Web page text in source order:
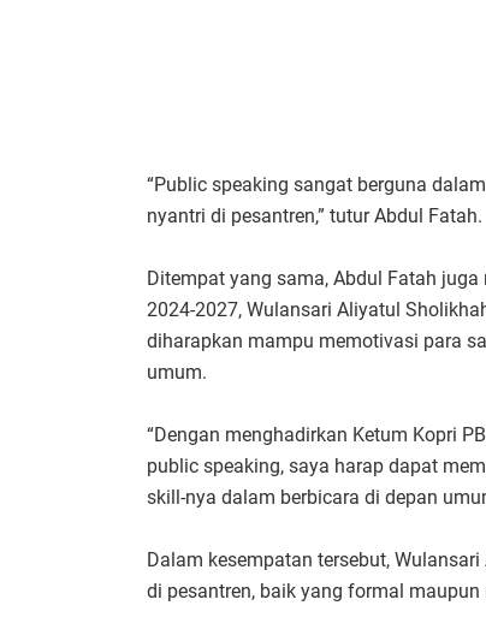
“Public speaking sangat berguna
nyantri di pesantren,” tutur Abdul Fatah.
Ditempat yang sama, Abdul Fatah
2024-2027, Wulansari Aliyatul
diharapkan mampu memotivasi para
umum.
“Dengan menghadirkan Ketum Kopri
public speaking, saya harap dapat
skill-nya dalam berbicara di depan
Dalam kesempatan tersebut,
di pesantren, baik yang formal